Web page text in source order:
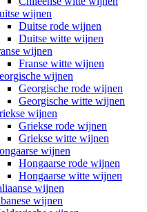
wijnen
Duitse rode wijnen
Duitse witte wijnen
wijnen
Franse witte wijnen
wijnen
Georgische rode wijnen
Georgische witte wijnen
wijnen
Griekse rode wijnen
Griekse witte wijnen
wijnen
Hongaarse rode wijnen
Hongaarse witte wijnen
wijnen
wijnen